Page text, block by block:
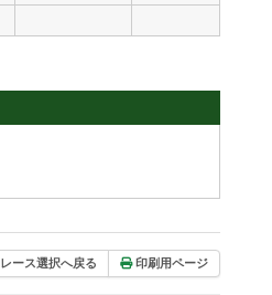
レース選択へ戻る 印刷用ページ